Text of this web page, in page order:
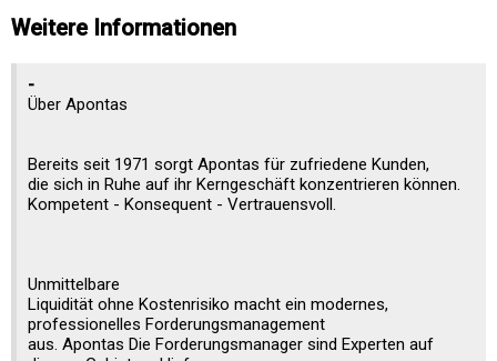
Weitere Informationen
-
Über Apontas
Bereits seit 1971 sorgt Apontas für zufriedene Kunden,
die sich in Ruhe auf ihr Kerngeschäft konzentrieren können.
Kompetent - Konsequent - Vertrauensvoll.
Unmittelbare
Liquidität ohne Kostenrisiko macht ein modernes,
professionelles Forderungsmanagement
aus. Apontas Die Forderungsmanager sind Experten auf